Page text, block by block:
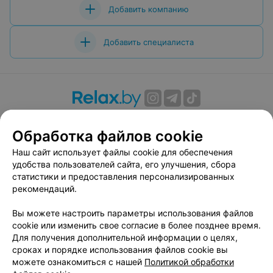
Добавить компанию
Добавить специалиста
Вакансии
Публичный договор
Способы оплаты
Публичный договор по использованию сервиса
«Афиша»
Пользовательское соглашение
Связаться по вопросам сотрудничества
Написать руководителю relax.by
Персональные настройки cookie
Обработка персональных данных
Обработка файлов cookie
Наш сайт использует файлы cookie для обеспечения
удобства пользователей сайта, его улучшения, сбора
статистики и предоставления персонализированных
рекомендаций.
Вы можете настроить параметры использования файлов
cookie или изменить свое согласие в более позднее время.
Для получения дополнительной информации о целях,
сроках и порядке использования файлов cookie вы
можете ознакомиться с нашей Политикой обработки